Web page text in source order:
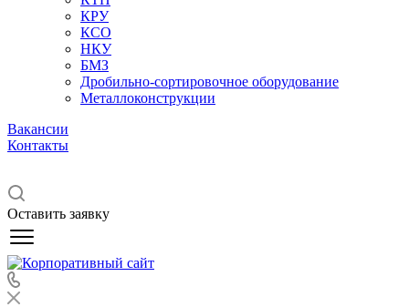
КРУ
КСО
НКУ
БМЗ
Дробильно-сортировочное оборудование
Металлоконструкции
Вакансии
Контакты
Оставить заявку